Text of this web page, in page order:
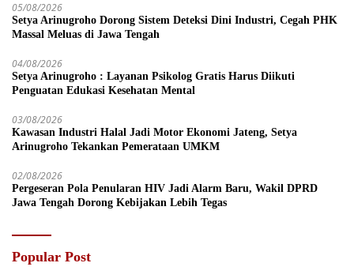
05/08/2026
Setya Arinugroho Dorong Sistem Deteksi Dini Industri, Cegah PHK
Massal Meluas di Jawa Tengah
04/08/2026
Setya Arinugroho : Layanan Psikolog Gratis Harus Diikuti
Penguatan Edukasi Kesehatan Mental
03/08/2026
Kawasan Industri Halal Jadi Motor Ekonomi Jateng, Setya
Arinugroho Tekankan Pemerataan UMKM
02/08/2026
Pergeseran Pola Penularan HIV Jadi Alarm Baru, Wakil DPRD
Jawa Tengah Dorong Kebijakan Lebih Tegas
Popular Post